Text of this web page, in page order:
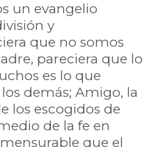
un evangelio
y
que no somos
pareciera que lo
es lo que
demás; Amigo, la
los escogidos de
de la fe en
que el